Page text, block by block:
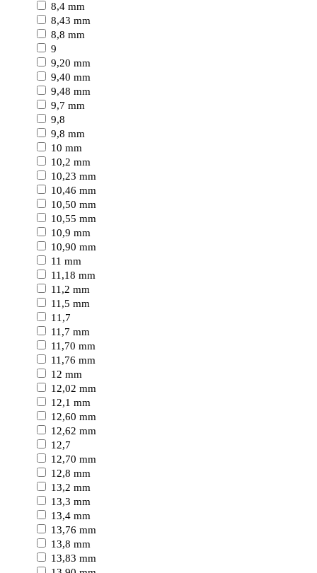
8,4 mm
8,43 mm
8,8 mm
9
9,20 mm
9,40 mm
9,48 mm
9,7 mm
9,8
9,8 mm
10 mm
10,2 mm
10,23 mm
10,46 mm
10,50 mm
10,55 mm
10,9 mm
10,90 mm
11 mm
11,18 mm
11,2 mm
11,5 mm
11,7
11,7 mm
11,70 mm
11,76 mm
12 mm
12,02 mm
12,1 mm
12,60 mm
12,62 mm
12,7
12,70 mm
12,8 mm
13,2 mm
13,3 mm
13,4 mm
13,76 mm
13,8 mm
13,83 mm